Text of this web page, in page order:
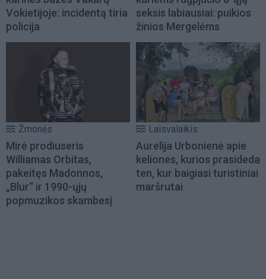
Vokietijoje: incidentą tiria
policija
seksis labiausiai: puikios
žinios Mergelėms
Žmonės
Mirė prodiuseris
Williamas Orbitas,
pakeitęs Madonnos,
„Blur“ ir 1990-ųjų
popmuzikos skambesį
Laisvalaikis
Aurelija Urbonienė apie
keliones, kurios prasideda
ten, kur baigiasi turistiniai
maršrutai